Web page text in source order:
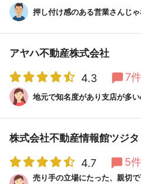
押し付け感のある営業さんじゃ
アヤハ不動産株式会社
4.3 7件
地元で知名度があり支店が多
株式会社不動産情報館ツジタ
4.7 5件
売り手の立場にたった、親切